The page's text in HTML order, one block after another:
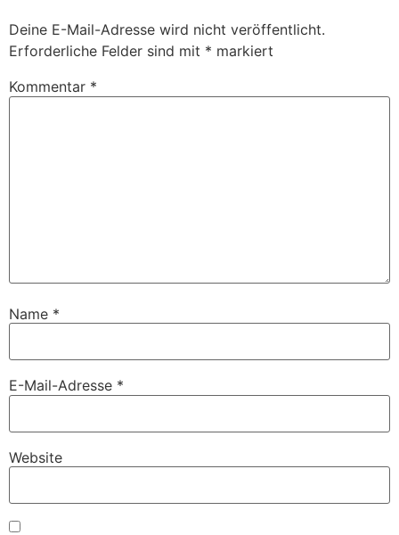
Deine E-Mail-Adresse wird nicht veröffentlicht.
Erforderliche Felder sind mit * markiert
Kommentar *
Name *
E-Mail-Adresse *
Website